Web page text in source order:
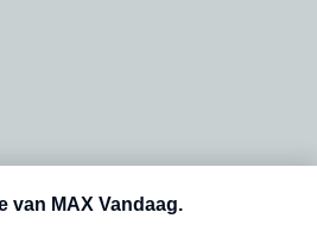
en dinsdagochtend in